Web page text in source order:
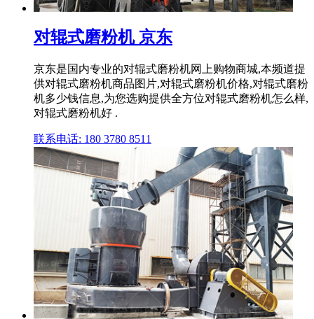
对辊式磨粉机 京东
京东是国内专业的对辊式磨粉机网上购物商城,本频道提
供对辊式磨粉机商品图片,对辊式磨粉机价格,对辊式磨粉
机多少钱信息,为您选购提供全方位对辊式磨粉机怎么样,
对辊式磨粉机好 .
联系电话: 180 3780 8511